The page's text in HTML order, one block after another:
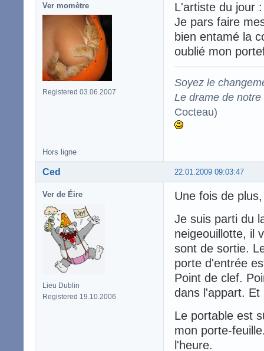
Ver momètre
Registered 03.06.2007
L'artiste du jour
Je pars faire
bien entamé la
oublié mon
Soyez le
Le drame de
Cocteau)
Hors ligne
22.01.2009 09:03:47
Ced
Ver de Éire
Lieu Dublin
Registered 19.10.2006
Une fois de
Je suis parti du
neigeouillotte, il
sont de sortie.
porte d'entrée
Point de clef.
dans l'appart. Et
Le portable est
mon porte-
l'heure.